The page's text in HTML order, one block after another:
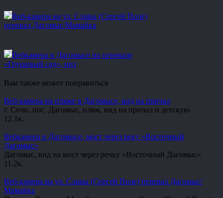
Веб-камера на ул. Славы (Сергей Поле)
перевал Дагомыс/Мамайка
Вебкамера в Дагомысе на перевале
«Грушевый сад», низ
Вам также может понравиться
Веб-камера на пляже в Дагомысе, вид на причал
г. Сочи, пос. Дагомыс, пляж, вид на причал и детскую
12.1к.
Вебкамера в Дагомысе, мост через реку «Восточный
Дагомыс»
Дагомыс, вид на мост через речку «Восточный Дагомыс»
11.2к.
Веб-камера на ул. Славы (Сергей Поле) перевал Дагомыс/
Мамайка